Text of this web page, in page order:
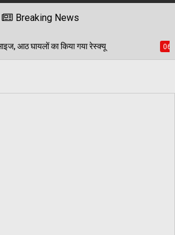
Breaking News
06/08/2026 पेड़ जन्म से मरण तक